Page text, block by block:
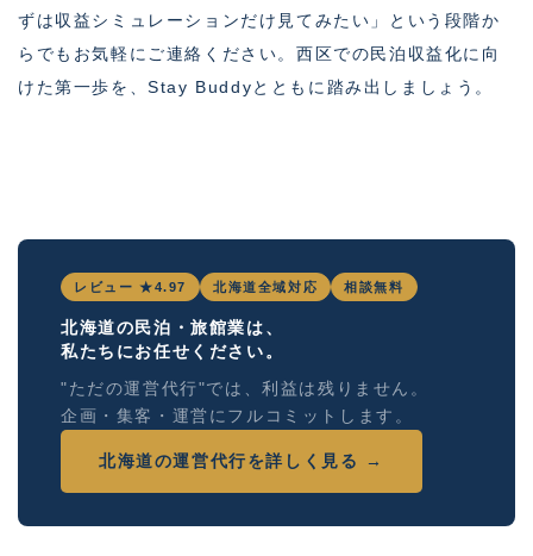
ずは収益シミュレーションだけ見てみたい」という段階か
らでもお気軽にご連絡ください。西区での民泊収益化に向
けた第一歩を、Stay Buddyとともに踏み出しましょう。
レビュー ★4.97 北海道全域対応 相談無料
北海道の民泊・旅館業は、
私たちにお任せください。
"ただの運営代行"では、利益は残りません。
企画・集客・運営にフルコミットします。
北海道の運営代行を詳しく見る →